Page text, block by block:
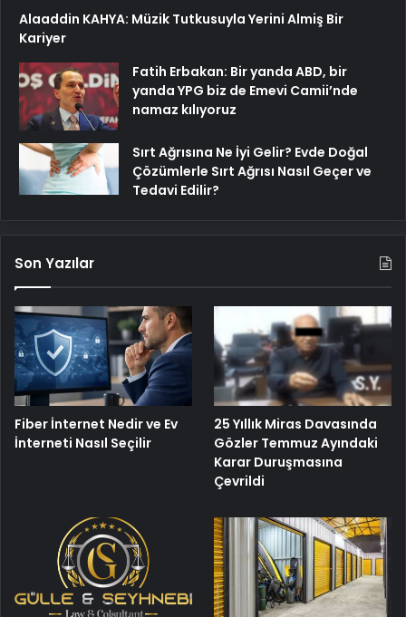
Alaaddin KAHYA: Müzik Tutkusuyla Yerini Almiş Bir
Kariyer
Fatih Erbakan: Bir yanda ABD, bir
yanda YPG biz de Emevi Camii’nde
namaz kılıyoruz
Sırt Ağrısına Ne İyi Gelir? Evde Doğal
Çözümlerle Sırt Ağrısı Nasıl Geçer ve
Tedavi Edilir?
Son Yazılar
Fiber İnternet Nedir ve Ev
İnterneti Nasıl Seçilir
25 Yıllık Miras Davasında
Gözler Temmuz Ayındaki
Karar Duruşmasına
Çevrildi